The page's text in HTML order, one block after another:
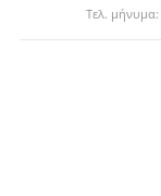
Τελ. μήνυμα: